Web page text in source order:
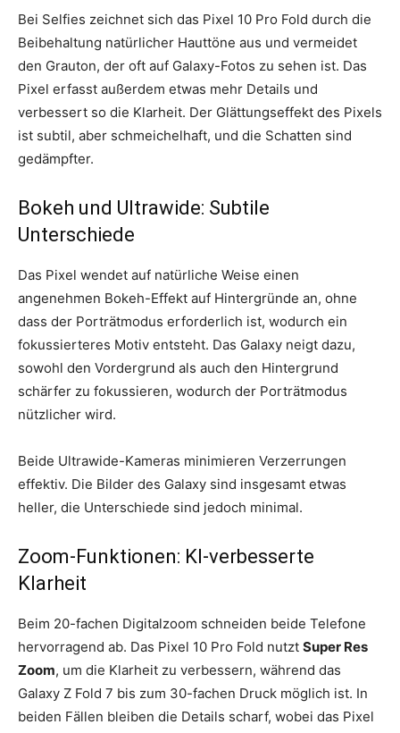
Bei Selfies zeichnet sich das Pixel 10 Pro Fold durch die
Beibehaltung natürlicher Hauttöne aus und vermeidet
den Grauton, der oft auf Galaxy-Fotos zu sehen ist. Das
Pixel erfasst außerdem etwas mehr Details und
verbessert so die Klarheit. Der Glättungseffekt des Pixels
ist subtil, aber schmeichelhaft, und die Schatten sind
gedämpfter.
Bokeh und Ultrawide: Subtile
Unterschiede
Das Pixel wendet auf natürliche Weise einen
angenehmen Bokeh-Effekt auf Hintergründe an, ohne
dass der Porträtmodus erforderlich ist, wodurch ein
fokussierteres Motiv entsteht. Das Galaxy neigt dazu,
sowohl den Vordergrund als auch den Hintergrund
schärfer zu fokussieren, wodurch der Porträtmodus
nützlicher wird.
Beide Ultrawide-Kameras minimieren Verzerrungen
effektiv. Die Bilder des Galaxy sind insgesamt etwas
heller, die Unterschiede sind jedoch minimal.
Zoom-Funktionen: KI-verbesserte
Klarheit
Beim 20-fachen Digitalzoom schneiden beide Telefone
hervorragend ab. Das Pixel 10 Pro Fold nutzt Super Res
Zoom, um die Klarheit zu verbessern, während das
Galaxy Z Fold 7 bis zum 30-fachen Druck möglich ist. In
beiden Fällen bleiben die Details scharf, wobei das Pixel